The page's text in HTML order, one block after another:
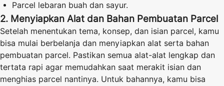
Parcel lebaran buah dan sayur.
2. Menyiapkan Alat dan Bahan Pembuatan Parcel
Setelah menentukan tema, konsep, dan isian parcel, kamu
bisa mulai berbelanja dan menyiapkan alat serta bahan
pembuatan parcel. Pastikan semua alat-alat lengkap dan
tertata rapi agar memudahkan saat merakit isian dan
menghias parcel nantinya. Untuk bahannya, kamu bisa